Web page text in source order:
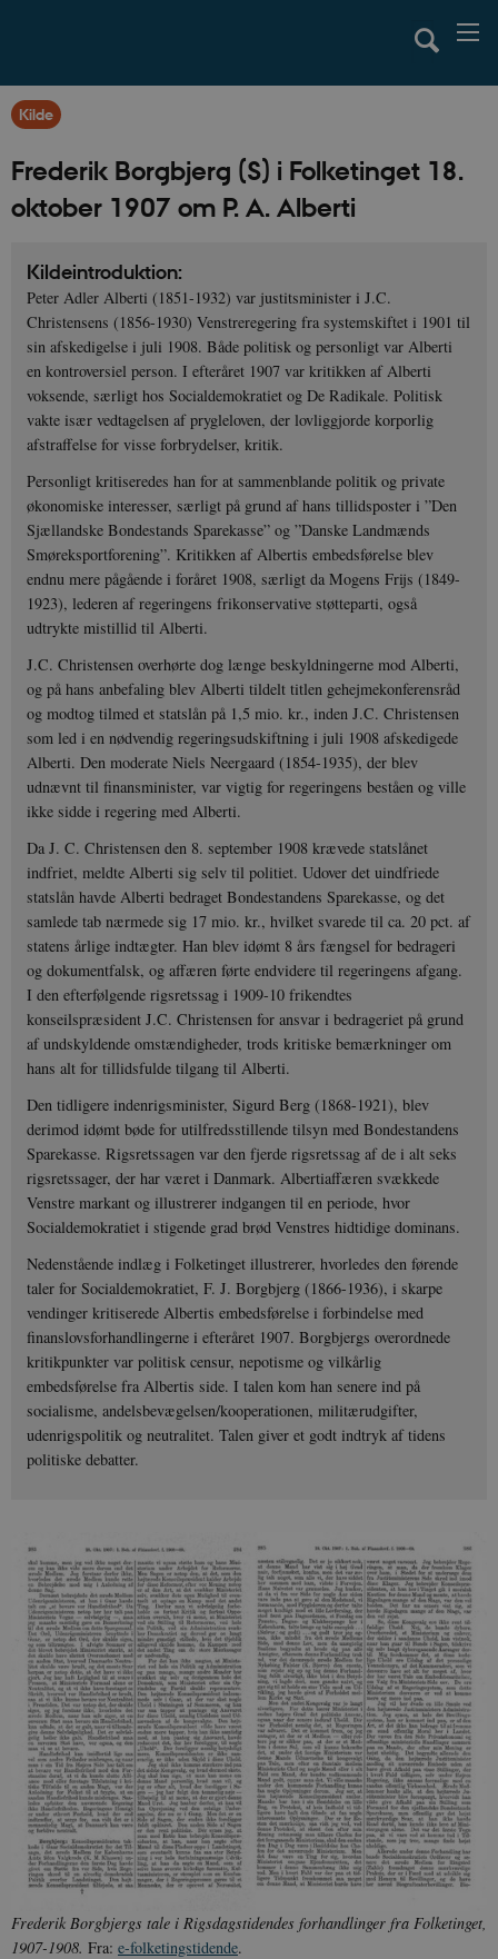
Kilde
Frederik Borgbjerg (S) i Folketinget 18.
oktober 1907 om P. A. Alberti
Kildeintroduktion:
Peter Adler Alberti (1851-1932) var justitsminister i J.C.
Christensens (1856-1930) Venstreregering fra systemskiftet i 1901 til
sin afskedigelse i juli 1908. Både politisk og personligt var Alberti
en kontroversiel person. I efteråret 1907 var kritikken af Alberti
voksende, særligt hos Socialdemokratiet og De Radikale. Politisk
vakte især vedtagelsen af prygleloven, der lovliggjorde korporlig
afstraffelse for visse forbrydelser, kritik.
Personligt kritiseredes han for at sammenblande politik og private
økonomiske interesser, særligt på grund af hans tillidsposter i ”Den
Sjællandske Bondestands Sparekasse” og ”Danske Landmænds
Smøreksportforening”. Kritikken af Albertis embedsførelse blev
endnu mere pågående i foråret 1908, særligt da Mogens Frijs (1849-
1923), lederen af regeringens frikonservative støtteparti, også
udtrykte mistillid til Alberti.
J.C. Christensen overhørte dog længe beskyldningerne mod Alberti,
og på hans anbefaling blev Alberti tildelt titlen gehejmekonferensråd
og modtog tilmed et statslån på 1,5 mio. kr., inden J.C. Christensen
som led i en nødvendig regeringsudskiftning i juli 1908 afskedigede
Alberti. Den moderate Niels Neergaard (1854-1935), der blev
udnævnt til finansminister, var vigtig for regeringens beståen og ville
ikke sidde i regering med Alberti.
Da J. C. Christensen den 8. september 1908 krævede statslånet
indfriet, meldte Alberti sig selv til politiet. Udover det uindfriede
statslån havde Alberti bedraget Bondestandens Sparekasse, og det
samlede tab nærmede sig 17 mio. kr., hvilket svarede til ca. 20 pct. af
statens årlige indtægter. Han blev idømt 8 års fængsel for bedrageri
og dokumentfalsk, og affæren førte endvidere til regeringens afgang.
I den efterfølgende rigsretssag i 1909-10 frikendtes
konseilspræsident J.C. Christensen for ansvar i bedrageriet på grund
af undskyldende omstændigheder, trods kritiske bemærkninger om
hans alt for tillidsfulde tilgang til Alberti.
Den tidligere indenrigsminister, Sigurd Berg (1868-1921), blev
derimod idømt bøde for utilfredsstillende tilsyn med Bondestandens
Sparekasse. Rigsretssagen var den fjerde rigsretssag af de i alt seks
rigsretssager, der har været i Danmark. Albertiaffæren svækkede
Venstre markant og illustrerer indgangen til en periode, hvor
Socialdemokratiet i stigende grad brød Venstres hidtidige dominans.
Nedenstående indlæg i Folketinget illustrerer, hvorledes den førende
taler for Socialdemokratiet, F. J. Borgbjerg (1866-1936), i skarpe
vendinger kritiserede Albertis embedsførelse i forbindelse med
finanslovsforhandlingerne i efteråret 1907. Borgbjergs overordnede
kritikpunkter var politisk censur, nepotisme og vilkårlig
embedsførelse fra Albertis side. I talen kom han senere ind på
socialisme, andelsbevægelsen/kooperationen, militærudgifter,
udenrigspolitik og neutralitet. Talen giver et godt indtryk af tidens
politiske debatter.
Frederik Borgbjergs tale i Rigsdagstidendes forhandlinger fra Folketinget,
1907-1908. Fra: e-folketingstidende.